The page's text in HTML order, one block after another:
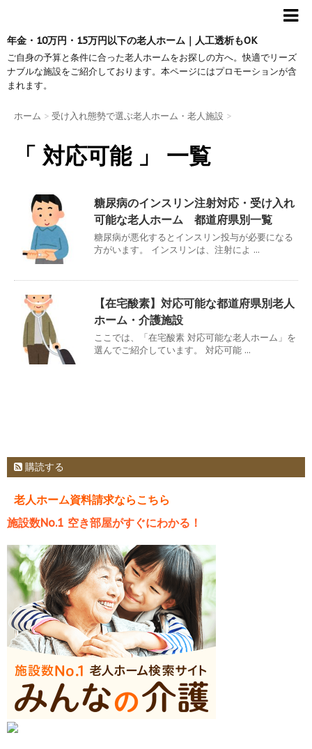
年金・10万円・15万円以下の老人ホーム｜人工透析もOK
ご自身の予算と条件に合った老人ホームをお探しの方へ。快適でリーズ
ナブルな施設をご紹介しております。本ページにはプロモーションが含
まれます。
ホーム > 受け入れ態勢で選ぶ老人ホーム・老人施設 >
「 対応可能 」 一覧
糖尿病のインスリン注射対応・受け入れ
可能な老人ホーム 都道府県別一覧
糖尿病が悪化するとインスリン投与が必要になる
方がいます。 インスリンは、注射によ ...
【在宅酸素】対応可能な都道府県別老人
ホーム・介護施設
ここでは、「在宅酸素 対応可能な老人ホーム」を
選んでご紹介しています。 対応可能 ...
購読する
老人ホーム資料請求ならこちら
施設数No.1 空き部屋がすぐにわかる！